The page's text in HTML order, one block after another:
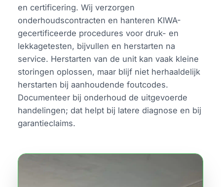
en certificering. Wij verzorgen
onderhoudscontracten en hanteren KIWA-
gecertificeerde procedures voor druk- en
lekkagetesten, bijvullen en herstarten na
service. Herstarten van de unit kan vaak kleine
storingen oplossen, maar blijf niet herhaaldelijk
herstarten bij aanhoudende foutcodes.
Documenteer bij onderhoud de uitgevoerde
handelingen; dat helpt bij latere diagnose en bij
garantieclaims.